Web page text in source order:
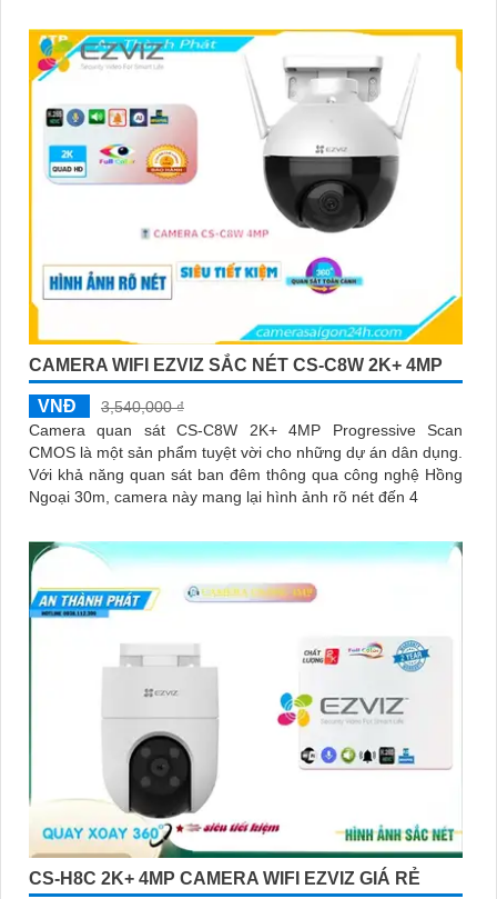
CAMERA WIFI EZVIZ SẮC NÉT CS-C8W 2K+ 4MP
VNĐ
3,540,000 ₫
Camera quan sát CS-C8W 2K+ 4MP Progressive Scan
CMOS là một sản phẩm tuyệt vời cho những dự án dân dụng.
Với khả năng quan sát ban đêm thông qua công nghệ Hồng
Ngoại 30m, camera này mang lại hình ảnh rõ nét đến 4
CS-H8C 2K+ 4MP CAMERA WIFI EZVIZ GIÁ RẺ